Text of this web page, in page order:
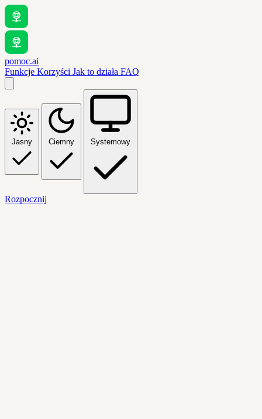
pomoc.ai
Funkcje Korzyści Jak to działa FAQ
Jasny Ciemny Systemowy
Rozpocznij